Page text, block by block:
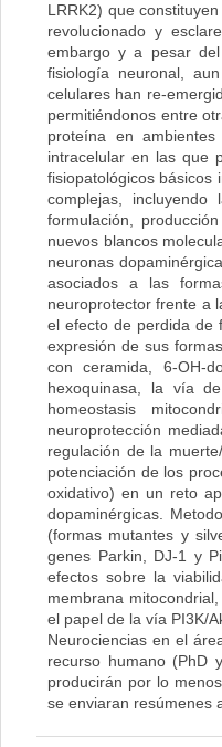
LRRK2) que
revolucionado y
embargo y a pesar
fisiología neuronal,
celulares han re-
permitiéndonos entre
proteína en
intracelular en las que
fisiopatológicos básicos
complejas,
formulación,
nuevos blancos
neuronas
asociados a las
neuroprotector frente a
el efecto de perdida de
expresión de sus
con ceramida, 6-OH-
hexoquinasa, la vía
homeostasis
neuroprotección
regulación de la
potenciación de los
oxidativo) en un reto
dopaminérgicas.
(formas mutantes y
genes Parkin, DJ-1 y
efectos sobre la
membrana
el papel de la vía PI3K/
Neurociencias en el
recurso humano (PhD
producirán por lo
se enviaran resúmenes